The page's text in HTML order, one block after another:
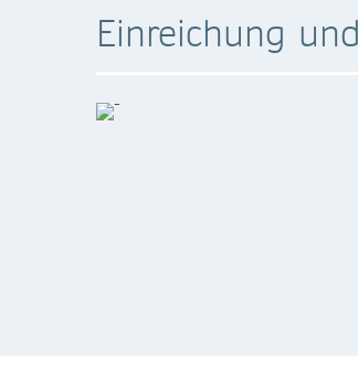
Einreichung